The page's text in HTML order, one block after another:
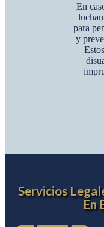
En
para
y
Servicios
En